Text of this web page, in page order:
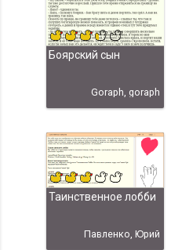
Боярский сын
Goraph, goraph
Таинственное лобби
Павленко, Юрий